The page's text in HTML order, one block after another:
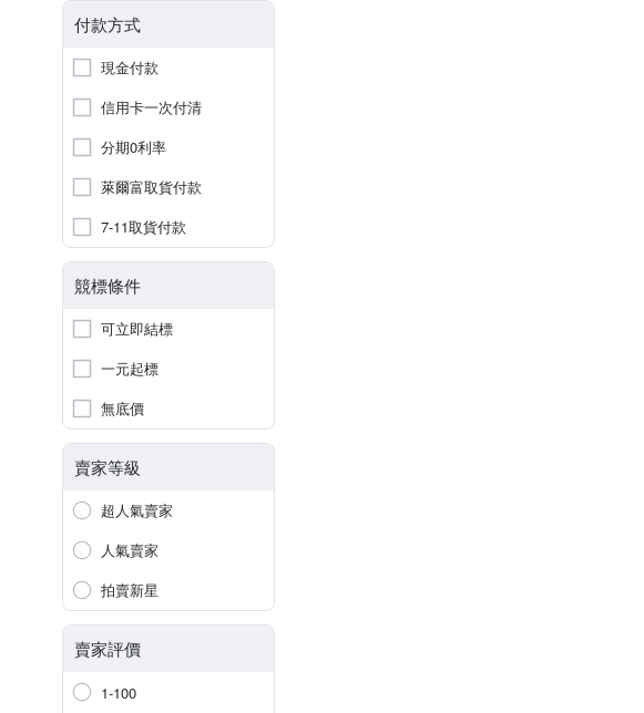
付款方式
現金付款
信用卡一次付清
分期0利率
萊爾富取貨付款
7-11取貨付款
競標條件
可立即結標
一元起標
無底價
賣家等級
超人氣賣家
人氣賣家
拍賣新星
賣家評價
1-100